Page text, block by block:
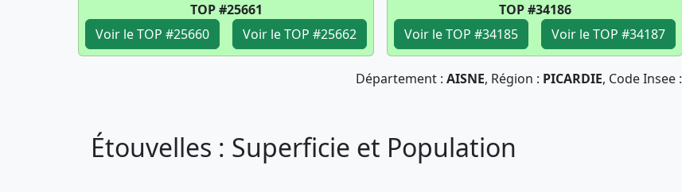
TOP #25661
Voir le TOP #25660
Voir le TOP #25662
TOP #34186
Voir le TOP #34185
Voir le TOP #34187
Département : AISNE, Région : PICARDIE, Code Insee :
Étouvelles : Superficie et Population